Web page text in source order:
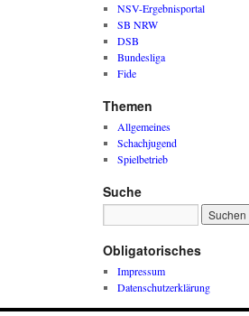
NSV-Ergebnisportal
SB NRW
DSB
Bundesliga
Fide
Themen
Allgemeines
Schachjugend
Spielbetrieb
Suche
Obligatorisches
Impressum
Datenschutzerklärung